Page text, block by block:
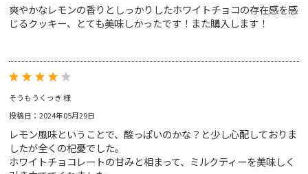
アールグレイ
ベネフィットティー
インフュージョンティー
ジンジャースナップティー
ノンカフェインティー
ペアリングセット
オーツクランチビスケット アップルパイクッキー
ペアリングセット
爽やかなレモンの香りとしっかりしたホワイトチョコの存在感を感
じるクッキー、とても美味しかったです！また購入します！
そうもうくっき 様
投稿日：2024年05月29日
レモン風味ということで、酸っぱいのかな？と少し心配しておりま
したが全くの杞憂でした。
ホワイトチョコレートの甘みと相まって、ミルクティーを美味しく